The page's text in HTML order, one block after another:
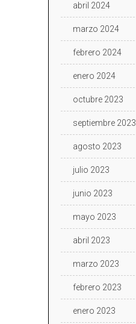
abril 2024
marzo 2024
febrero 2024
enero 2024
octubre 2023
septiembre 2023
agosto 2023
julio 2023
junio 2023
mayo 2023
abril 2023
marzo 2023
febrero 2023
enero 2023